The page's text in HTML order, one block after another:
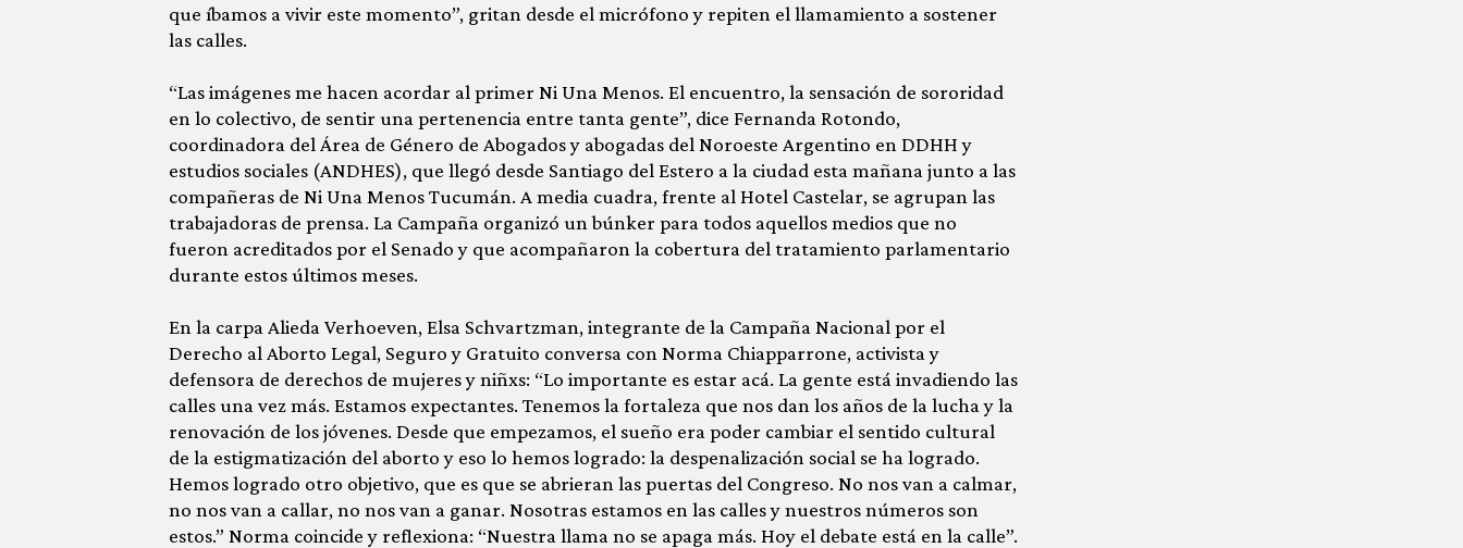
que íbamos a vivir este momento”, gritan desde el micrófono y repiten el llamamiento a sostener
las calles.
“Las imágenes me hacen acordar al primer Ni Una Menos. El encuentro, la sensación de sororidad
en lo colectivo, de sentir una pertenencia entre tanta gente”, dice Fernanda Rotondo,
coordinadora del Área de Género de Abogados y abogadas del Noroeste Argentino en DDHH y
estudios sociales (ANDHES), que llegó desde Santiago del Estero a la ciudad esta mañana junto a las
compañeras de Ni Una Menos Tucumán. A media cuadra, frente al Hotel Castelar, se agrupan las
trabajadoras de prensa. La Campaña organizó un búnker para todos aquellos medios que no
fueron acreditados por el Senado y que acompañaron la cobertura del tratamiento parlamentario
durante estos últimos meses.
En la carpa Alieda Verhoeven, Elsa Schvartzman, integrante de la Campaña Nacional por el
Derecho al Aborto Legal, Seguro y Gratuito conversa con Norma Chiapparrone, activista y
defensora de derechos de mujeres y niñxs: “Lo importante es estar acá. La gente está invadiendo las
calles una vez más. Estamos expectantes. Tenemos la fortaleza que nos dan los años de la lucha y la
renovación de los jóvenes. Desde que empezamos, el sueño era poder cambiar el sentido cultural
de la estigmatización del aborto y eso lo hemos logrado: la despenalización social se ha logrado.
Hemos logrado otro objetivo, que es que se abrieran las puertas del Congreso. No nos van a calmar,
no nos van a callar, no nos van a ganar. Nosotras estamos en las calles y nuestros números son
estos.” Norma coincide y reflexiona: “Nuestra llama no se apaga más. Hoy el debate está en la calle”.